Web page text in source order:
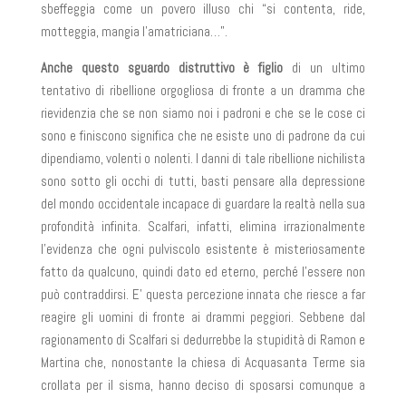
sbeffeggia come un povero illuso chi “si contenta, ride,
motteggia, mangia l’amatriciana…”.
Anche questo sguardo distruttivo è figlio di un ultimo
tentativo di ribellione orgogliosa di fronte a un dramma che
rievidenzia che se non siamo noi i padroni e che se le cose ci
sono e finiscono significa che ne esiste uno di padrone da cui
dipendiamo, volenti o nolenti. I danni di tale ribellione nichilista
sono sotto gli occhi di tutti, basti pensare alla depressione
del mondo occidentale incapace di guardare la realtà nella sua
profondità infinita. Scalfari, infatti, elimina irrazionalmente
l’evidenza che ogni pulviscolo esistente è misteriosamente
fatto da qualcuno, quindi dato ed eterno, perché l’essere non
può contraddirsi. E’ questa percezione innata che riesce a far
reagire gli uomini di fronte ai drammi peggiori. Sebbene dal
ragionamento di Scalfari si dedurrebbe la stupidità di Ramon e
Martina che, nonostante la chiesa di Acquasanta Terme sia
crollata per il sisma, hanno deciso di sposarsi comunque a